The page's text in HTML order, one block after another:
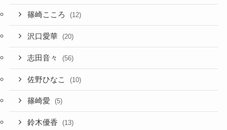
篠崎こころ (12)
沢口愛華 (20)
志田音々 (56)
佐野ひなこ (10)
篠崎愛 (5)
鈴木優香 (13)